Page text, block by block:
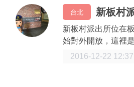
台北 新板村
新板村派出所位在
始對外開放，這裡
2016-12-22